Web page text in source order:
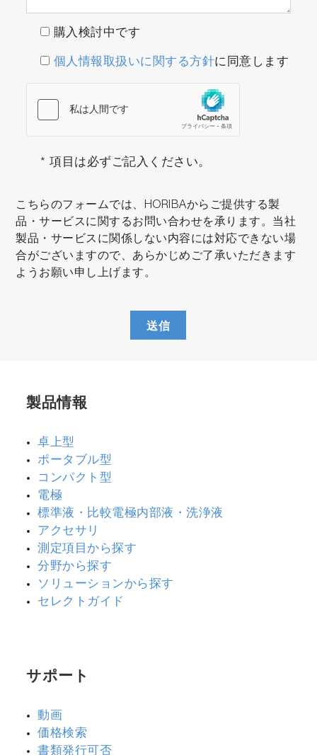
購入検討中です
個人情報取扱いに関する方針に同意します
* 項目は必ずご記入ください。
こちらのフォームでは、HORIBAからご提供する製
品・サービスに関するお問い合わせを承ります。当社
製品・サービスに関係しない内容には対応できない場
合がございますので、あらかじめご了承いただきます
ようお願い申し上げます。
送信
製品情報
卓上型
ポータブル型
コンパクト型
電極
標準液・比較電極内部液・洗浄液
アクセサリ
測定項目から探す
分野から探す
ソリューションから探す
セレクトガイド
サポート
動画
価格検索
書類発行可否